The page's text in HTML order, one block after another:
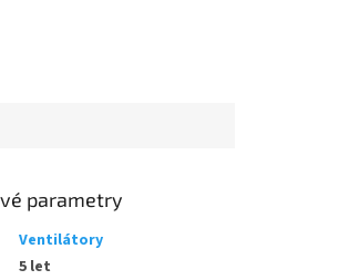
parametry
Ventilátory
5 let